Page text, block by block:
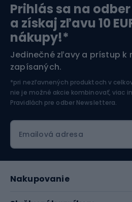
Orientačný beh
Lyžovanie
Športová elektronika
Jazdectvo
Prihlás sa na
a získaj zľavu 10
nákupy!*
Jedinečné zľavy a prístup k
zapísaných.
*pri nezľavnených produktoch v
nie je možné akcie kombinovať, viac
Pravidlách pre odber Newslettera.
Emailová adresa
Nakupovanie